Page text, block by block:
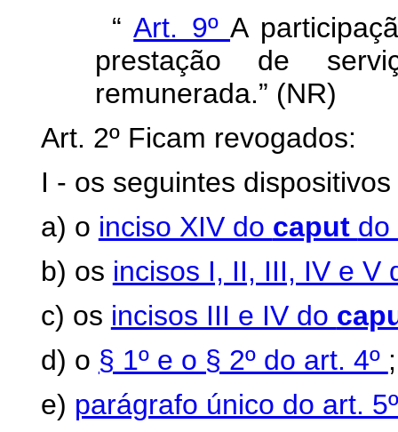
“Art. 9ºA
prestação de
remunerada.” (NR)
Art. 2º Ficam revogados:
I - os seguintes
a) o inciso XIV do caput do
b) os incisos I, II, III, IV e V
c) os incisos III e IV do
d) o § 1º e o § 2º do art. 4º ;
e) parágrafo único do art.